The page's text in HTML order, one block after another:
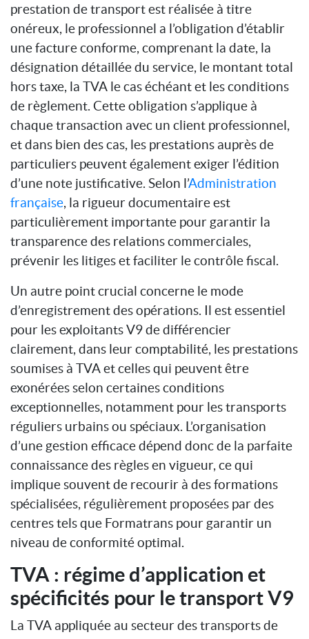
prestation de transport est réalisée à titre
onéreux, le professionnel a l’obligation d’établir
une facture conforme, comprenant la date, la
désignation détaillée du service, le montant total
hors taxe, la TVA le cas échéant et les conditions
de règlement. Cette obligation s’applique à
chaque transaction avec un client professionnel,
et dans bien des cas, les prestations auprès de
particuliers peuvent également exiger l’édition
d’une note justificative. Selon l’Administration
française, la rigueur documentaire est
particulièrement importante pour garantir la
transparence des relations commerciales,
prévenir les litiges et faciliter le contrôle fiscal.
Un autre point crucial concerne le mode
d’enregistrement des opérations. Il est essentiel
pour les exploitants V9 de différencier
clairement, dans leur comptabilité, les prestations
soumises à TVA et celles qui peuvent être
exonérées selon certaines conditions
exceptionnelles, notamment pour les transports
réguliers urbains ou spéciaux. L’organisation
d’une gestion efficace dépend donc de la parfaite
connaissance des règles en vigueur, ce qui
implique souvent de recourir à des formations
spécialisées, régulièrement proposées par des
centres tels que Formatrans pour garantir un
niveau de conformité optimal.
TVA : régime d’application et
spécificités pour le transport V9
La TVA appliquée au secteur des transports de